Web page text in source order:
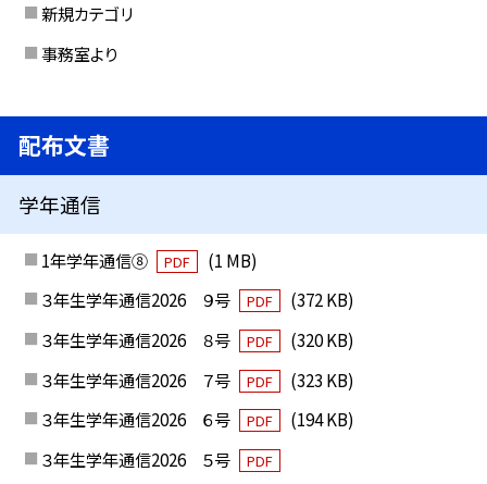
新規カテゴリ
事務室より
配布文書
学年通信
1年学年通信⑧ PDF
(1 MB)
３年生学年通信2026 ９号
PDF
(372 KB)
３年生学年通信2026 ８号
PDF
(320 KB)
３年生学年通信2026 ７号
PDF
(323 KB)
３年生学年通信2026 ６号
PDF
(194 KB)
３年生学年通信2026 ５号
PDF